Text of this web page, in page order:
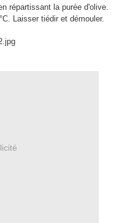
répartissant la purée d'olive.
Laisser tiédir et démouler.